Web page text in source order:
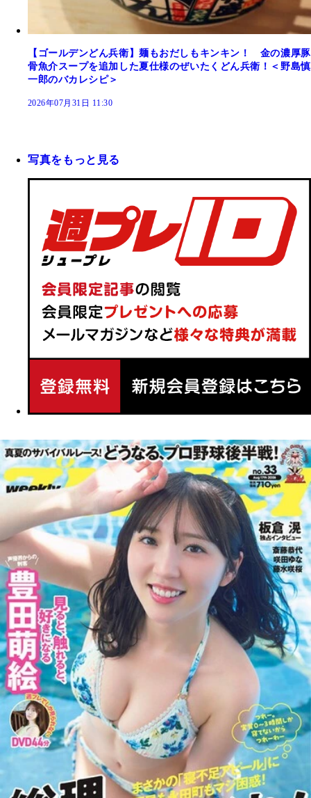
【ゴールデンどん兵衛】麺もおだしもキンキン！ 金の濃厚豚
骨魚介スープを追加した夏仕様のぜいたくどん兵衛！＜野島慎
一郎のバカレシピ＞
2026年07月31日 11:30
写真をもっと見る